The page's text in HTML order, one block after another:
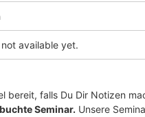
available yet.
bereit, falls Du Dir Notizen
Seminar. Unsere